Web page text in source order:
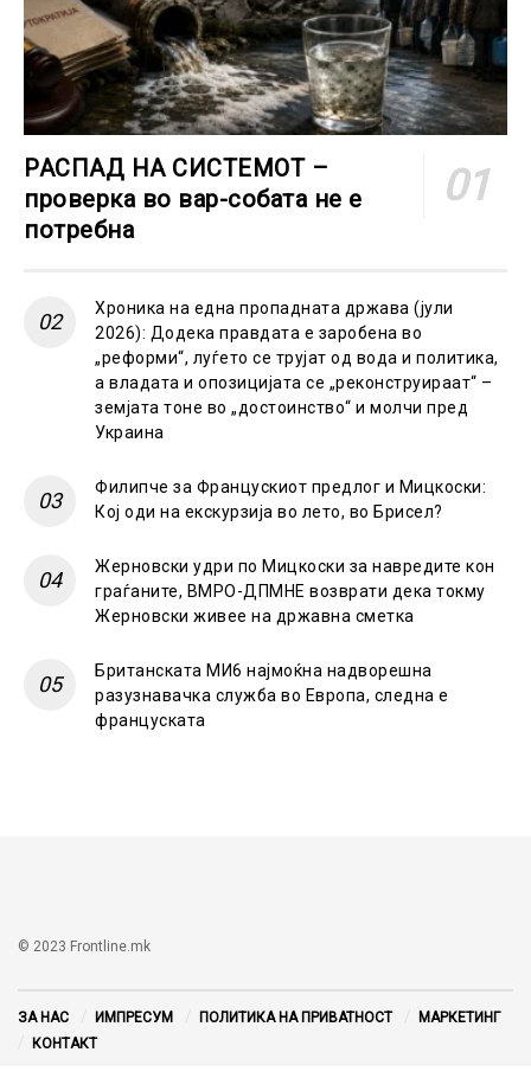
РАСПАД НА СИСТЕМОТ –
проверка во вар-собата не е
потребна
Хроника на една пропадната држава (јули
2026): Додека правдата е заробена во
„реформи“, луѓето се трујат од вода и политика,
а владата и опозицијата се „реконструираат“ –
земјата тоне во „достоинство“ и молчи пред
Украина
Филипче за Францускиот предлог и Мицкоски:
Кој оди на екскурзија во лето, во Брисел?
Жерновски удри по Мицкоски за навредите кон
граѓаните, ВМРО-ДПМНЕ возврати дека токму
Жерновски живее на државна сметка
Британската МИ6 најмоќна надворешна
разузнавачка служба во Европа, следна е
француската
© 2023 Frontline.mk
ЗА НАС ИМПРЕСУМ ПОЛИТИКА НА ПРИВАТНОСТ
МАРКЕТИНГ
КОНТАКТ